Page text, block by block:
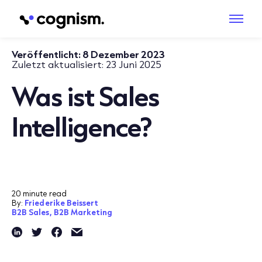
Veröffentlicht:8 Dezember 2023
Zuletzt aktualisiert: 23 Juni 2025
Was ist Sales
Intelligence?
20 minute read
By: Friederike Beissert
B2B Sales, B2B Marketing